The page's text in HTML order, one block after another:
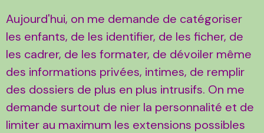
Aujourd'hui, on me demande de catégoriser
les enfants, de les identifier, de les ficher, de
les cadrer, de les formater, de dévoiler même
des informations privées, intimes, de remplir
des dossiers de plus en plus intrusifs. On me
demande surtout de nier la personnalité et de
limiter au maximum les extensions possibles